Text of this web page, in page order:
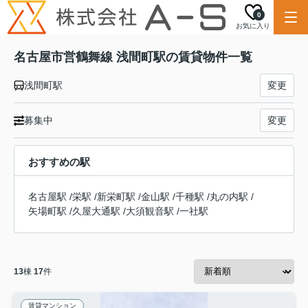
お気に入り
0
名古屋市営鶴舞線 浅間町駅の賃貸物件一覧
浅間町駅 変更
募集中 変更
おすすめの駅
名古屋駅 /栄駅 /新栄町駅 /金山駅 /千種駅 /丸の内駅 /
矢場町駅 /久屋大通駅 /大須観音駅 /一社駅
13棟 17件
賃貸マンション